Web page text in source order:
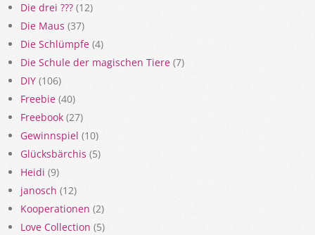
Die drei ??? (12)
Die Maus (37)
Die Schlümpfe (4)
Die Schule der magischen Tiere (7)
DIY (106)
Freebie (40)
Freebook (27)
Gewinnspiel (10)
Glücksbärchis (5)
Heidi (9)
janosch (12)
Kooperationen (2)
Love Collection (5)